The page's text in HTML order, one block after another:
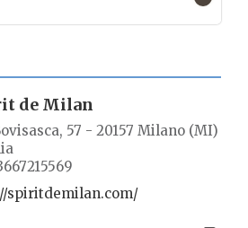
de Milan
57 - 20157 Milano (MI)
spiritdemilan.com/